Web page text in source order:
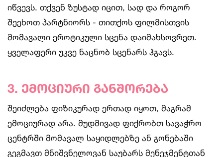
იწვევს. თქვენ ზუსტად იცით, სად და როგორ
შეეხოთ პარტნიორს - თითქოს ფილმისთვის
მომავალი ეროტიკული სცენა დაიმახსოვრეთ.
ყველაფერი უკვე ნაცნობ სცენარს ჰგავს.
3. ემოციური განშორება
შეიძლება ფიზიკურად ერთად იყოთ, მაგრამ
ემოციურად არა. მუდმივად ფიქრობთ სავაჭრო
ცენტრში მომავალ საყიდლებზე ან გონებაში
გეგმავთ მნიშვნელოვან საუბარს მენეჯმენტთან